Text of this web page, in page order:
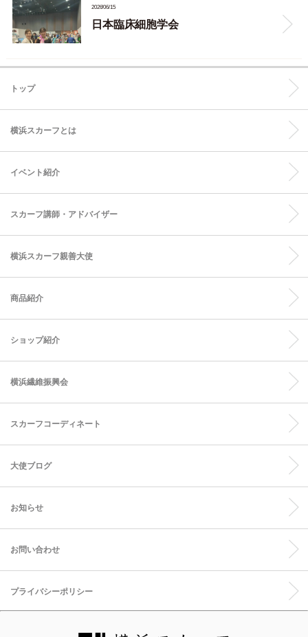
2026/06/15
日本臨床細胞学会
トップ
横浜スカーフとは
イベント紹介
スカーフ講師・アドバイザー
横浜スカーフ親善大使
商品紹介
ショップ紹介
横浜繊維振興会
スカーフコーディネート
大使ブログ
お知らせ
お問い合わせ
プライバシーポリシー